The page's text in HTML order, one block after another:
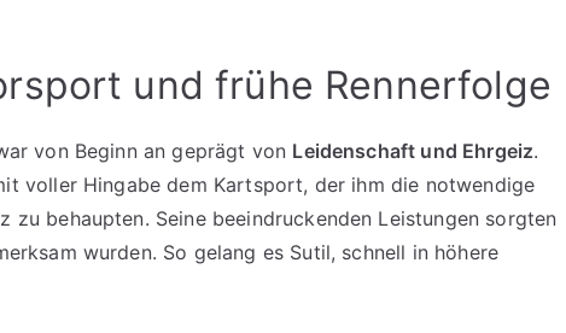
und frühe Rennerfolge
von Beginn an geprägt von Leidenschaft und Ehrgeiz.
voller Hingabe dem Kartsport, der ihm die notwendige
zu behaupten. Seine beeindruckenden Leistungen sorgten
wurden. So gelang es Sutil, schnell in höhere